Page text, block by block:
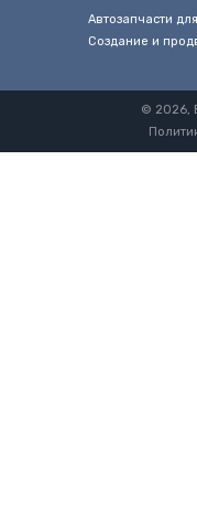
Автозапчасти
Cоздание и
© 2026,